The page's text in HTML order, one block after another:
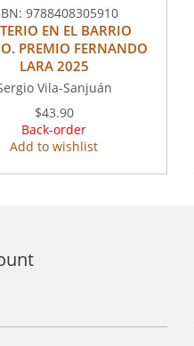
9788408305910
EN EL BARRIO
PREMIO FERNANDO
LARA 2025
Vila-Sanjuán
$43.90
Back-order
Add to wishlist